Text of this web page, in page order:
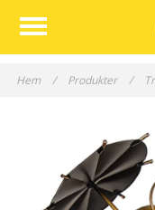
Hem / Produkter /